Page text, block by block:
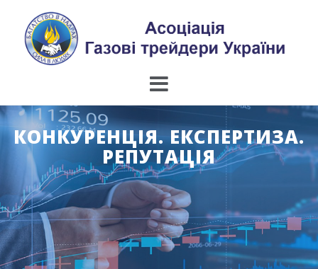
content
КОНКУРЕНЦІЯ. ЕКСПЕРТИЗА.
РЕПУТАЦІЯ